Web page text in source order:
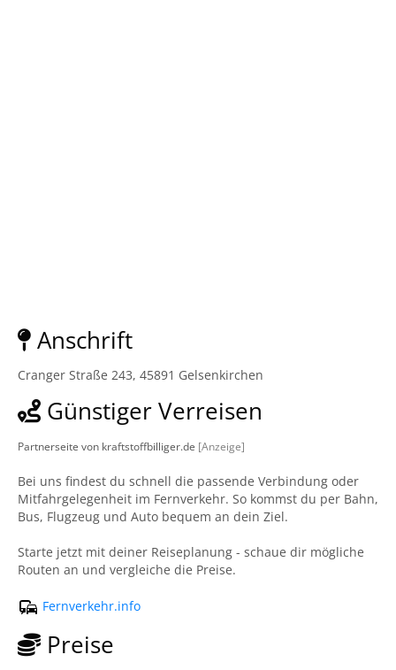
Anschrift
Cranger Straße 243, 45891 Gelsenkirchen
Günstiger Verreisen
Partnerseite von kraftstoffbilliger.de [Anzeige]
Bei uns findest du schnell die passende Verbindung oder
Mitfahrgelegenheit im Fernverkehr. So kommst du per Bahn,
Bus, Flugzeug und Auto bequem an dein Ziel.
Starte jetzt mit deiner Reiseplanung - schaue dir mögliche
Routen an und vergleiche die Preise.
Fernverkehr.info
Preise